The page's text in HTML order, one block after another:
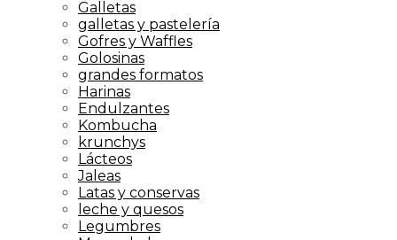
Galletas
galletas y pastelería
Gofres y Waffles
Golosinas
grandes formatos
Harinas
Endulzantes
Kombucha
krunchys
Lácteos
Jaleas
Latas y conservas
leche y quesos
Legumbres